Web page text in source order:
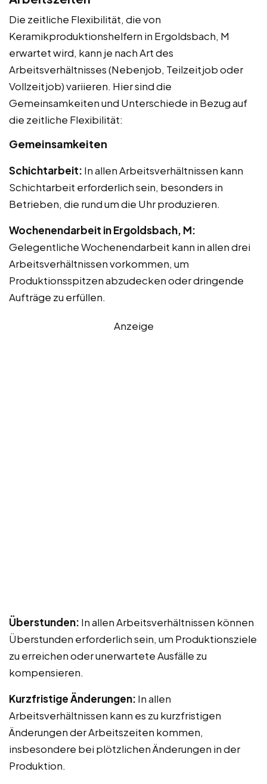
Die zeitliche Flexibilität, die von
Keramikproduktionshelfern in Ergoldsbach, M
erwartet wird, kann je nach Art des
Arbeitsverhältnisses (Nebenjob, Teilzeitjob oder
Vollzeitjob) variieren. Hier sind die
Gemeinsamkeiten und Unterschiede in Bezug auf
die zeitliche Flexibilität:
Gemeinsamkeiten
Schichtarbeit: In allen Arbeitsverhältnissen kann
Schichtarbeit erforderlich sein, besonders in
Betrieben, die rund um die Uhr produzieren.
Wochenendarbeit in Ergoldsbach, M:
Gelegentliche Wochenendarbeit kann in allen drei
Arbeitsverhältnissen vorkommen, um
Produktionsspitzen abzudecken oder dringende
Aufträge zu erfüllen.
Anzeige
Überstunden: In allen Arbeitsverhältnissen können
Überstunden erforderlich sein, um Produktionsziele
zu erreichen oder unerwartete Ausfälle zu
kompensieren.
Kurzfristige Änderungen: In allen
Arbeitsverhältnissen kann es zu kurzfristigen
Änderungen der Arbeitszeiten kommen,
insbesondere bei plötzlichen Änderungen in der
Produktion.